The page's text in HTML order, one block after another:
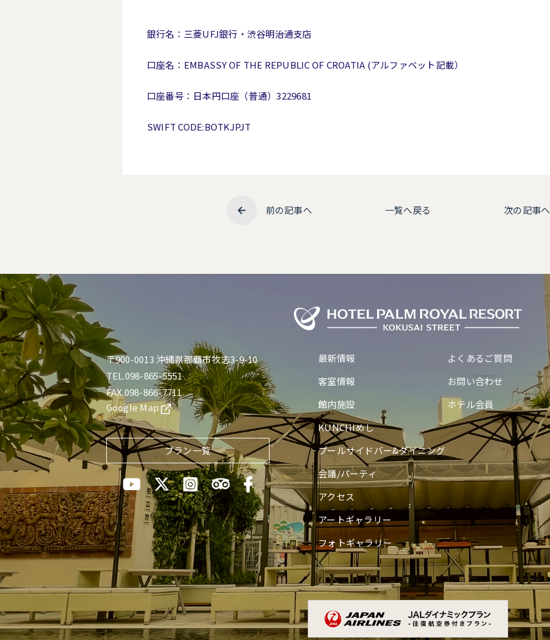
銀行名：三菱UFJ銀行・渋谷明治通支店
口座名：EMBASSY OF THE REPUBLIC OF CROATIA (アルファベット記載）
口座番号：日本円口座（普通）3229681
SWIFT CODE:BOTKJPJT
前の記事へ 一覧へ戻る 次の記事へ
〒900-0013 沖縄県那覇市牧志3-9-10
TEL.098-865-5551
FAX.098-866-7711
Google Map
プラン一覧
最新情報
客室情報
館内施設
KUNCHIめし
プールサイドバー&ダイニング
会議/パーティ
アクセス
アートギャラリー
フォトギャラリー
よくあるご質問
お問い合わせ
ホテル会員